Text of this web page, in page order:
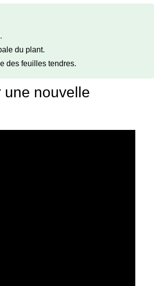
du plant.
des feuilles tendres.
une nouvelle